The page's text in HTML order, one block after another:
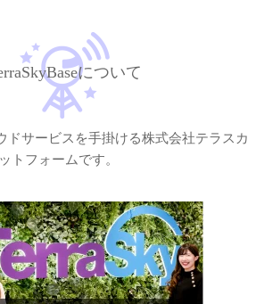
について
ドサービスを手掛ける株式会社テラスカ
トフォームです。